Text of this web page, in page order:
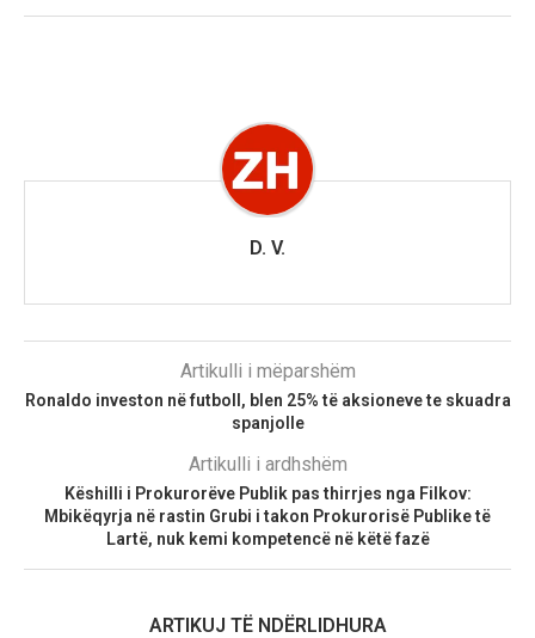
D. V.
Artikulli i mëparshëm
Ronaldo investon në futboll, blen 25% të aksioneve te skuadra
spanjolle
Artikulli i ardhshëm
Këshilli i Prokurorëve Publik pas thirrjes nga Filkov:
Mbikëqyrja në rastin Grubi i takon Prokurorisë Publike të
Lartë, nuk kemi kompetencë në këtë fazë
ARTIKUJ TË NDËRLIDHURA